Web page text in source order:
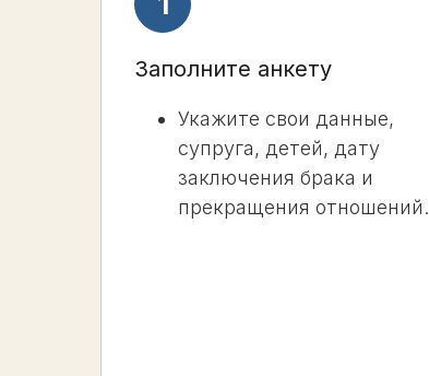
Заполните анкету
Укажите свои данные,
супруга, детей, дату
заключения брака и
прекращения отношений.